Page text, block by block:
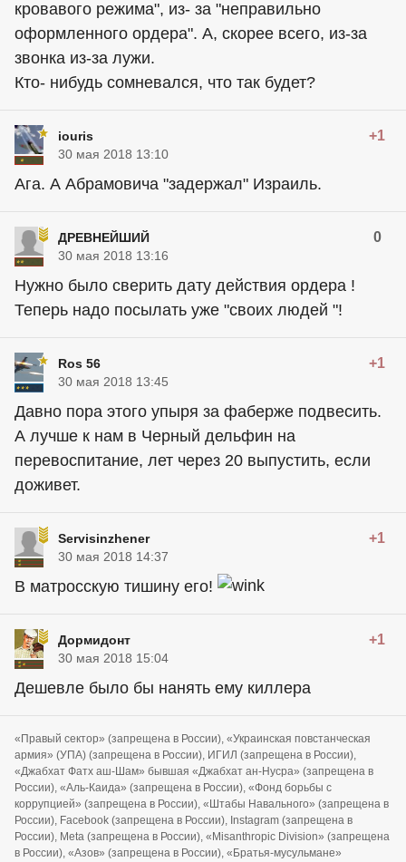
кровавого режима", из- за "неправильно
оформленного ордера". А, скорее всего, из-за
звонка из-за лужи.
Кто- нибудь сомневался, что так будет?
iouris +1
30 мая 2018 13:10
Ага. А Абрамовича "задержал" Израиль.
ДРЕВНЕЙШИЙ 0
30 мая 2018 13:16
Нужно было сверить дату действия ордера !
Теперь надо посылать уже "своих людей "!
Ros 56 +1
30 мая 2018 13:45
Давно пора этого упыря за фаберже подвесить.
А лучше к нам в Черный дельфин на
перевоспитание, лет через 20 выпустить, если
доживет.
Servisinzhener +1
30 мая 2018 14:37
В матросскую тишину его!
Дормидонт +1
30 мая 2018 15:04
Дешевле было бы нанять ему киллера
«Правый сектор» (запрещена в России), «Украинская повстанческая
армия» (УПА) (запрещена в России), ИГИЛ (запрещена в России),
«Джабхат Фатх аш-Шам» бывшая «Джабхат ан-Нусра» (запрещена в
России), «Аль-Каида» (запрещена в России), «Фонд борьбы с
коррупцией» (запрещена в России), «Штабы Навального» (запрещена в
России), Facebook (запрещена в России), Instagram (запрещена в
России), Meta (запрещена в России), «Misanthropic Division» (запрещена
в России), «Азов» (запрещена в России), «Братья-мусульмане»